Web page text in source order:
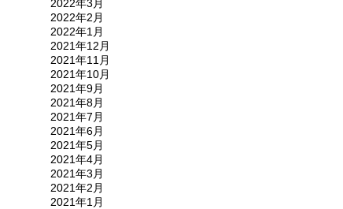
2022年3月
2022年2月
2022年1月
2021年12月
2021年11月
2021年10月
2021年9月
2021年8月
2021年7月
2021年6月
2021年5月
2021年4月
2021年3月
2021年2月
2021年1月